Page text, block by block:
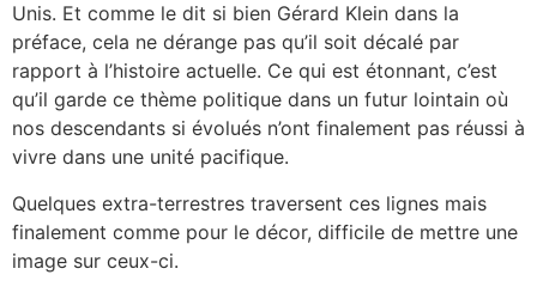
Unis. Et comme le dit si bien Gérard Klein dans la
préface, cela ne dérange pas qu’il soit décalé par
rapport à l’histoire actuelle. Ce qui est étonnant, c’est
qu’il garde ce thème politique dans un futur lointain où
nos descendants si évolués n’ont finalement pas réussi à
vivre dans une unité pacifique.
Quelques extra-terrestres traversent ces lignes mais
finalement comme pour le décor, difficile de mettre une
image sur ceux-ci.